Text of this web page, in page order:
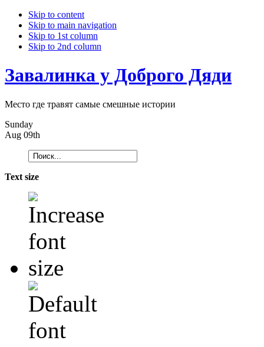
Skip to content
Skip to main navigation
Skip to 1st column
Skip to 2nd column
Завалинка у Доброго Дяди
Место где травят самые смешные истории
Sunday
Aug 09th
Text size